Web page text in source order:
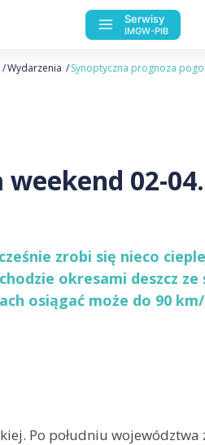
Serwisy
IMGW-PIB
Wydarzenia Synoptyczna prognoza
02-
zrobi się nieco
okresami deszcz ze
osiągać może do 90
Po południu województwa